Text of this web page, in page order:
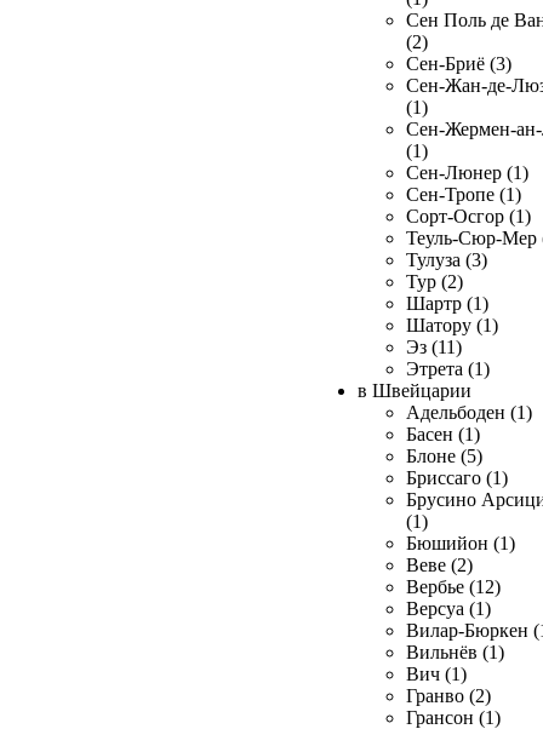
Сен Поль де
(2)
Сен-Бриё (3)
Сен-Жан-де-
(1)
Сен-Жермен-
(1)
Сен-Люнер (1)
Сен-Тропе (1)
Сорт-Осгор (1)
Теуль-Сюр-Мер
Тулуза (3)
Тур (2)
Шартр (1)
Шатору (1)
Эз (11)
Этрета (1)
в Швейцарии
Адельбоден (1)
Басен (1)
Блоне (5)
Бриссаго (1)
Брусино
(1)
Бюшийон (1)
Веве (2)
Вербье (12)
Версуа (1)
Вилар-Бюркен
Вильнёв (1)
Вич (1)
Гранво (2)
Грансон (1)